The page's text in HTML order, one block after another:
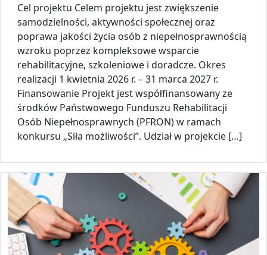
Cel projektu Celem projektu jest zwiększenie
samodzielności, aktywności społecznej oraz
poprawa jakości życia osób z niepełnosprawnością
wzroku poprzez kompleksowe wsparcie
rehabilitacyjne, szkoleniowe i doradcze. Okres
realizacji 1 kwietnia 2026 r. – 31 marca 2027 r.
Finansowanie Projekt jest współfinansowany ze
środków Państwowego Funduszu Rehabilitacji
Osób Niepełnosprawnych (PFRON) w ramach
konkursu „Siła możliwości”. Udział w projekcie […]